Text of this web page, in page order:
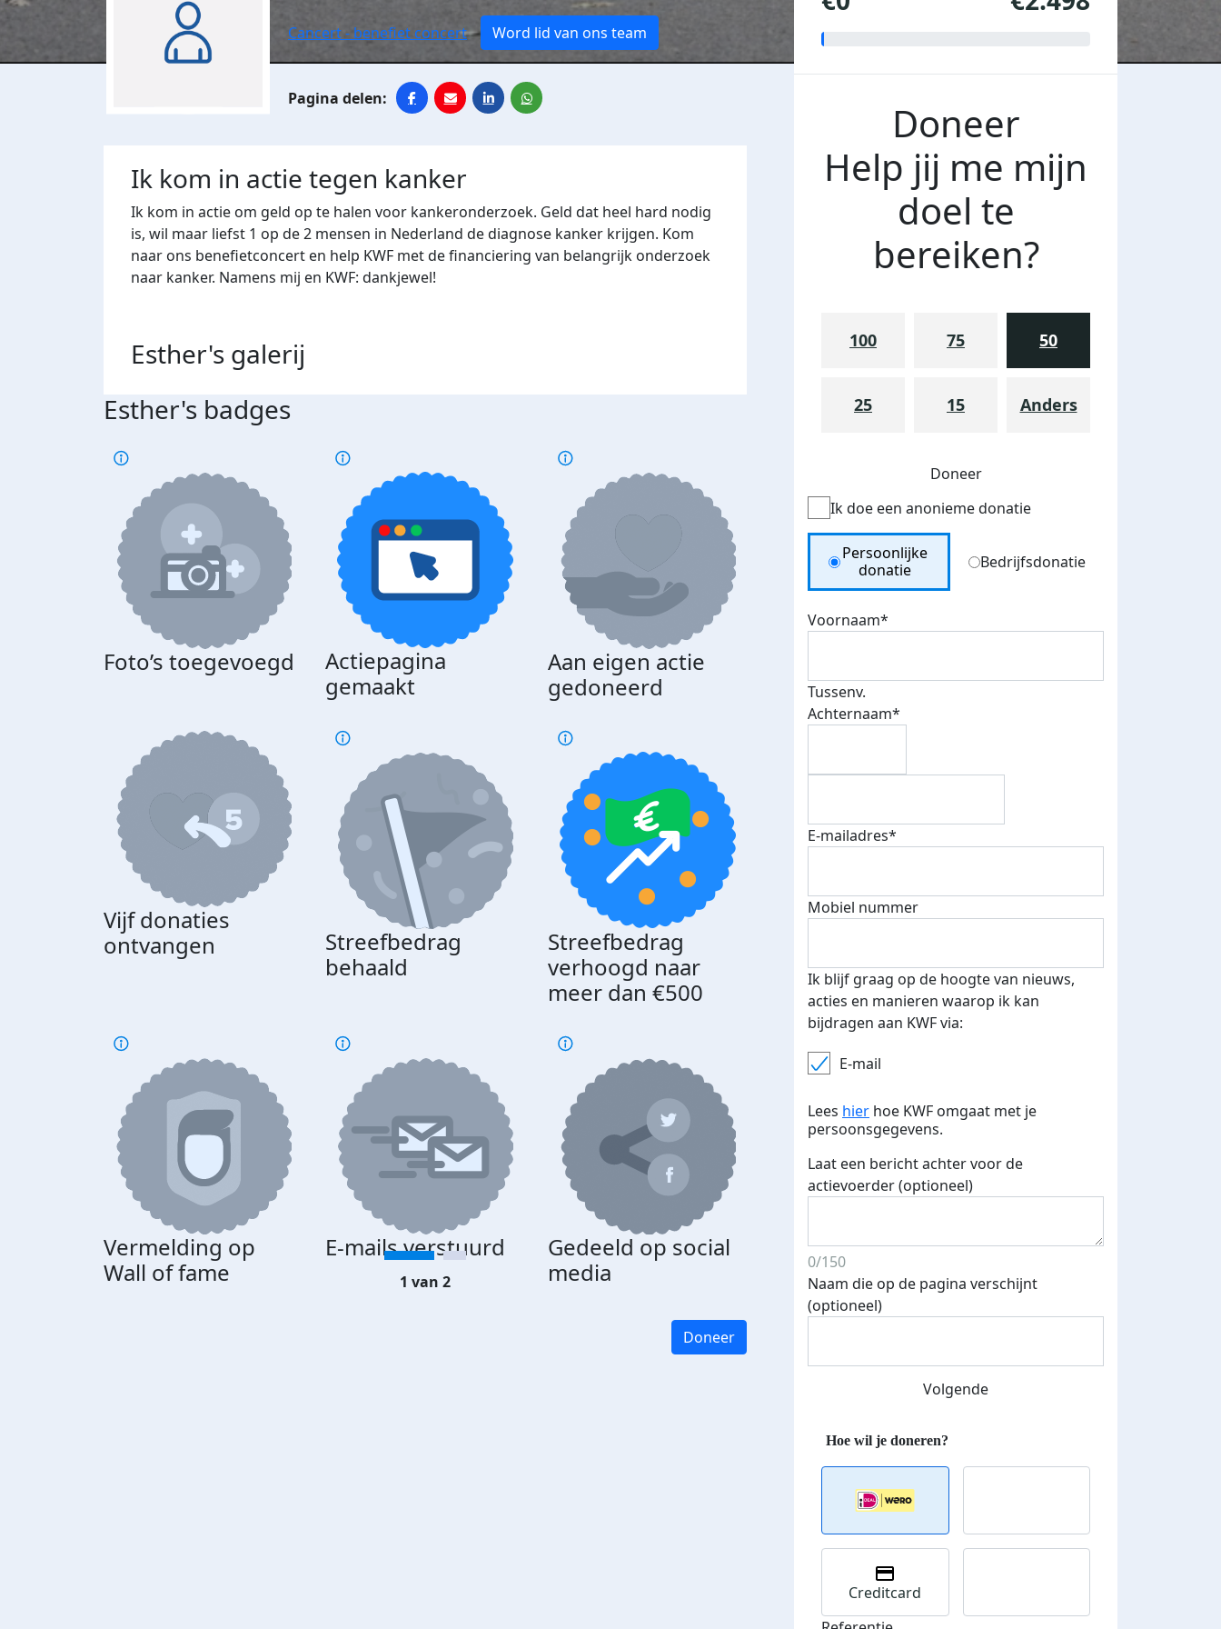
Cancert - benefiet concert Word lid van ons team
Ik kom in actie tegen kanker
Ik kom in actie om geld op te halen voor kankeronderzoek. Geld dat heel hard nodig
is, wil maar liefst 1 op de 2 mensen in Nederland de diagnose kanker krijgen. Kom
naar ons benefietconcert en help KWF met de financiering van belangrijk onderzoek
naar kanker. Namens mij en KWF: dankjewel!
Esther's galerij
Esther's badges
Foto’s toegevoegd
Actiepagina
gemaakt
Aan eigen actie
gedoneerd
Vijf donaties
ontvangen
Streefbedrag
behaald
Streefbedrag
verhoogd naar
meer dan €500
Vermelding op
Wall of fame
E-mails verstuurd
Gedeeld op social
media
bedankt
1 van 2
Doneer
Doneer
Help jij me mijn
doel te
bereiken?
100 75 50
25 15 Anders
Doneer
Ik doe een anonieme donatie
Donation Type
Persoonlijke
donatie
Bedrijfsdonatie
Voornaam*
Tussenv.
Achternaam*
E-mailadres*
Mobiel nummer
Ik blijf graag op de hoogte van nieuws,
acties en manieren waarop ik kan
bijdragen aan KWF via:
E-mail
Lees hier hoe KWF omgaat met je
persoonsgegevens.
Laat een bericht achter voor de
actievoerder (optioneel)
0/150
Naam die op de pagina verschijnt
(optioneel)
Volgende
Creditcard